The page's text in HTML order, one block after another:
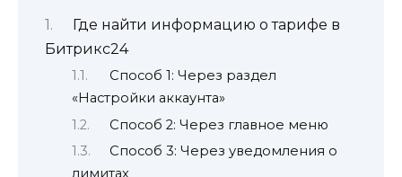
Где найти информацию о тарифе в
Битрикс24
Способ 1: Через раздел
«Настройки аккаунта»
Способ 2: Через главное меню
Способ 3: Через уведомления о
лимитах